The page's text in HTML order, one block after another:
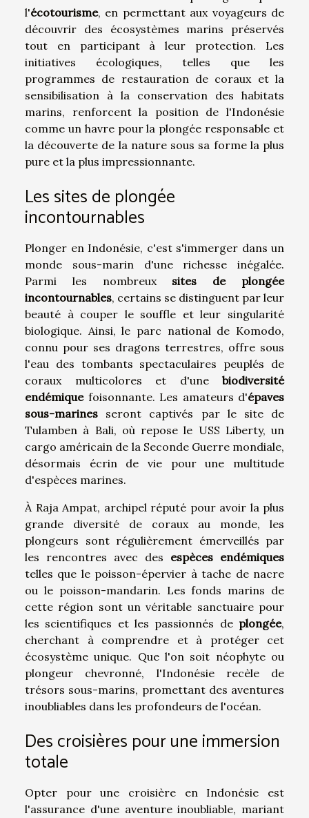
l'écotourisme, en permettant aux voyageurs de
découvrir des écosystèmes marins préservés
tout en participant à leur protection. Les
initiatives écologiques, telles que les
programmes de restauration de coraux et la
sensibilisation à la conservation des habitats
marins, renforcent la position de l'Indonésie
comme un havre pour la plongée responsable et
la découverte de la nature sous sa forme la plus
pure et la plus impressionnante.
Les sites de plongée
incontournables
Plonger en Indonésie, c'est s'immerger dans un
monde sous-marin d'une richesse inégalée.
Parmi les nombreux sites de plongée
incontournables, certains se distinguent par leur
beauté à couper le souffle et leur singularité
biologique. Ainsi, le parc national de Komodo,
connu pour ses dragons terrestres, offre sous
l'eau des tombants spectaculaires peuplés de
coraux multicolores et d'une biodiversité
endémiquefoisonnante. Les amateurs d'épaves
sous-marines seront captivés par le site de
Tulamben à Bali, où repose le USS Liberty, un
cargo américain de la Seconde Guerre mondiale,
désormais écrin de vie pour une multitude
d'espèces marines.
À Raja Ampat, archipel réputé pour avoir la plus
grande diversité de coraux au monde, les
plongeurs sont régulièrement émerveillés par
les rencontres avec des espèces endémiques
telles que le poisson-épervier à tache de nacre
ou le poisson-mandarin. Les fonds marins de
cette région sont un véritable sanctuaire pour
les scientifiques et les passionnés de plongée,
cherchant à comprendre et à protéger cet
écosystème unique. Que l'on soit néophyte ou
plongeur chevronné, l'Indonésie recèle de
trésors sous-marins, promettant des aventures
inoubliables dans les profondeurs de l'océan.
Des croisières pour une immersion
totale
Opter pour une croisière en Indonésie est
l'assurance d'une aventure inoubliable, mariant